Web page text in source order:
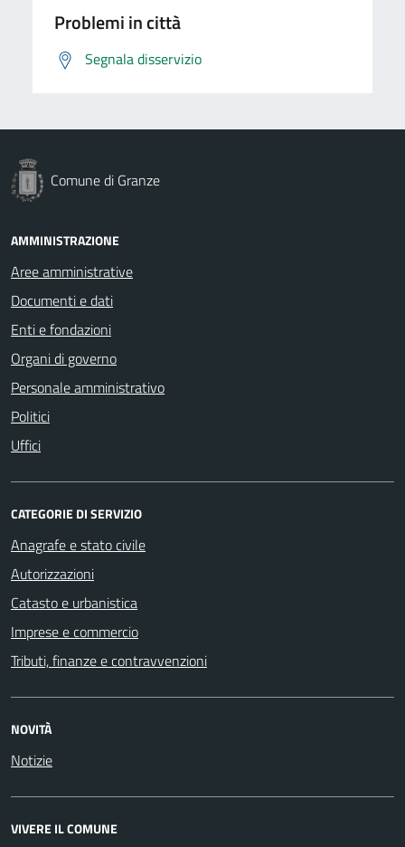
Problemi in città
Segnala disservizio
Comune di Granze
AMMINISTRAZIONE
Aree amministrative
Documenti e dati
Enti e fondazioni
Organi di governo
Personale amministrativo
Politici
Uffici
CATEGORIE DI SERVIZIO
Anagrafe e stato civile
Autorizzazioni
Catasto e urbanistica
Imprese e commercio
Tributi, finanze e contravvenzioni
NOVITÀ
Notizie
VIVERE IL COMUNE